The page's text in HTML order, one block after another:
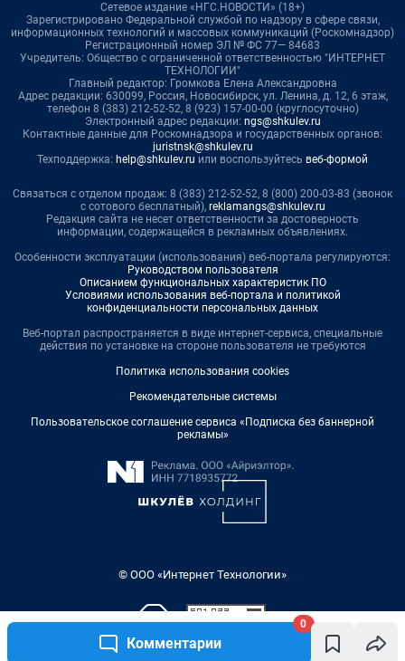
Комментарии
0
Сетевое издание «НГС.НОВОСТИ» (18+)
Зарегистрировано Федеральной службой по надзору в сфере связи,
информационных технологий и массовых коммуникаций (Роскомнадзор)
Регистрационный номер ЭЛ № ФС 77— 84683
Учредитель: Общество с ограниченной ответственностью "ИНТЕРНЕТ
ТЕХНОЛОГИИ"
Главный редактор: Громкова Елена Александровна
Адрес редакции: 630099, Россия, Новосибирск, ул. Ленина, д. 12, 6 этаж,
телефон 8 (383) 212-52-52, 8 (923) 157-00-00 (круглосуточно)
Электронный адрес редакции: ngs@shkulev.ru
Контактные данные для Роскомнадзора и государственных органов:
juristnsk@shkulev.ru
Техподдержка: help@shkulev.ru или воспользуйтесь веб-формой
Связаться с отделом продаж: 8 (383) 212-52-52, 8 (800) 200-03-83 (звонок
с сотового бесплатный), reklamangs@shkulev.ru
Редакция сайта не несет ответственности за достоверность
информации, содержащейся в рекламных объявлениях.
Особенности эксплуатации (использования) веб-портала регулируются:
Руководством пользователя
Описанием функциональных характеристик ПО
Условиями использования веб-портала и политикой
конфиденциальности персональных данных
Веб-портал распространяется в виде интернет-сервиса, специальные
действия по установке на стороне пользователя не требуются
Политика использования cookies
Рекомендательные системы
Пользовательское соглашение сервиса «Подписка без баннерной
рекламы»
© ООО «Интернет Технологии»